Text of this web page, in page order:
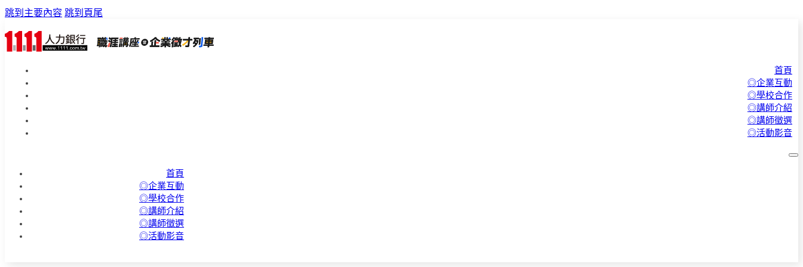
跳到主要內容 跳到頁尾
首頁
◎企業互動
◎學校合作
◎講師介紹
◎講師徵選
◎活動影音
首頁
◎企業互動
◎學校合作
◎講師介紹
◎講師徵選
◎活動影音